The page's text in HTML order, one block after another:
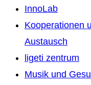
InnoLab
Kooperationen
Austausch
ligeti zentrum
Musik und